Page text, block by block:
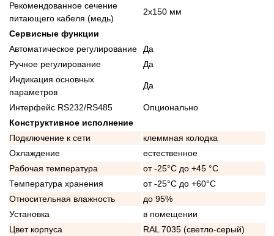
Рекомендованное сечение
питающего кабеля (медь)
2x150 мм
Сервисные функции
Автоматическое регулирование
Да
Ручное регулирование
Да
Индикация основных
параметров
Да
Интерфейс RS232/RS485
Опционально
Конструктивное исполнение
Подключение к сети
клеммная колодка
Охлаждение
естественное
Рабочая температура
от -25°C до +45 °C
Температура хранения
от -25°C до +60°C
Относительная влажность
до 95%
Установка
в помещении
Цвет корпуса
RAL 7035 (светло-серый)